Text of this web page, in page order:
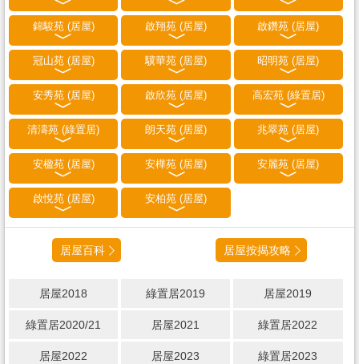
錦駿苑 (居屋) 啟翔苑 (居屋) 啟鑽苑 (居屋)
冠山苑 (居屋) 驥華苑 (居屋) 昭明苑 (居屋)
安秀苑 (居屋) 啟欣苑 (居屋) 高宏苑 (綠置居)
清濤苑 (綠置居) 朗天苑 (居屋) 兆翠苑 (居屋)
安楹苑 (居屋) 安樺苑 (居屋) 安麗苑 (居屋)
啟悅苑 (居屋) 安柏苑 (居屋)
居屋百科 居屋按揭攻略
居屋2018 綠置居2019 居屋2019
綠置居2020/21 居屋2021 綠置居2022
居屋2022 居屋2023 綠置居2023